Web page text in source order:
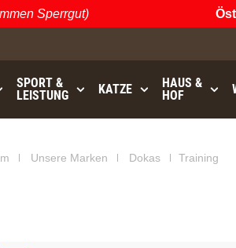
Sperrgut)
SPORT &
LEISTUNG
KATZE
HAUS &
HOF
Unsere Marken Dokas Training